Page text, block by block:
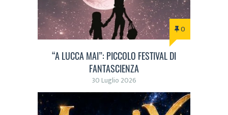
0
“A LUCCA MAI”: PICCOLO FESTIVAL DI
FANTASCIENZA
30 Luglio 2026